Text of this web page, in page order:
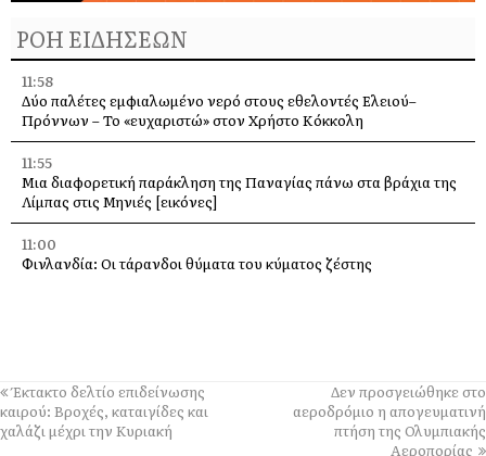
ΡΟΗ ΕΙΔΗΣΕΩΝ
11:58
Δύο παλέτες εμφιαλωμένο νερό στους εθελοντές Ελειού–
Πρόννων – Το «ευχαριστώ» στον Χρήστο Κόκκολη
11:55
Μια διαφορετική παράκληση της Παναγίας πάνω στα βράχια της
Λίμπας στις Μηνιές [εικόνες]
11:00
Φινλανδία: Οι τάρανδοι θύματα του κύματος ζέστης
10:00
Ιερά Παράκληση την Τρίτη στην Υπεραγία Θεοτόκο από τη Μονή
Άτρου
Έκτακτο δελτίο επιδείνωσης
καιρού: Βροχές, καταιγίδες και
χαλάζι μέχρι την Κυριακή
Δεν προσγειώθηκε στο
αεροδρόμιο η απογευματινή
πτήση της Ολυμπιακής
Αεροπορίας